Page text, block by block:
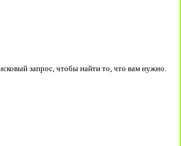
запрос, чтобы найти то, что вам нужно.